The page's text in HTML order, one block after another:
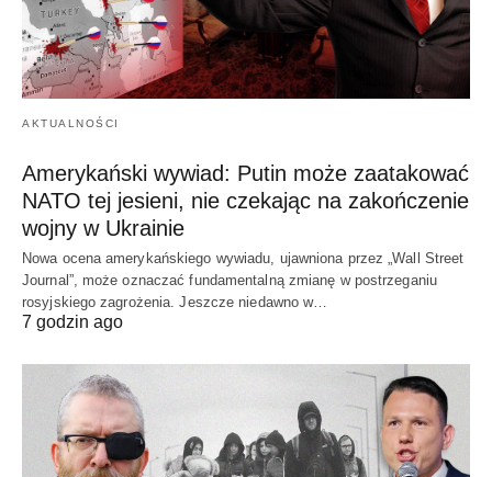
AKTUALNOŚCI
Amerykański wywiad: Putin może zaatakować
NATO tej jesieni, nie czekając na zakończenie
wojny w Ukrainie
Nowa ocena amerykańskiego wywiadu, ujawniona przez „Wall Street
Journal”, może oznaczać fundamentalną zmianę w postrzeganiu
rosyjskiego zagrożenia. Jeszcze niedawno w…
7 godzin ago